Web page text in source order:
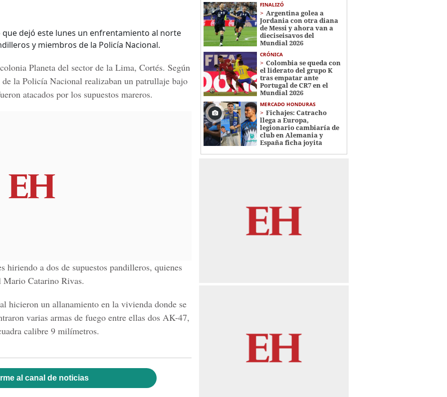
dejó este lunes un enfrentamiento al norte
y miembros de la Policía Nacional.
Planeta del sector de la Lima, Cortés. Según
la Policía Nacional realizaban un patrullaje bajo
atacados por los supuestos mareros.
hiriendo a dos de supuestos pandilleros, quienes
Mario Catarino Rivas.
hicieron un allanamiento en la vivienda donde se
varias armas de fuego entre ellas dos AK-47,
calibre 9 milímetros.
al canal de noticias
FINALIZÓ
Argentina golea a
Jordania con otra diana
de Messi y ahora van a
dieciseisavos del
Mundial 2026
CRÓNICA
Colombia se queda con
el liderato del grupo K
tras empatar ante
Portugal de CR7 en el
Mundial 2026
MERCADO HONDURAS
Fichajes: Catracho
llega a Europa,
legionario cambiaría de
club en Alemania y
España ficha joyita